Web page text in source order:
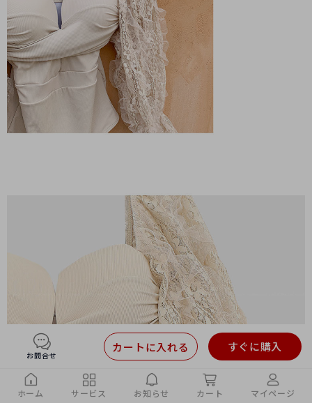
お問合せ
すぐに購入
カートに入れる
ホーム サービス お知らせ カート マイページ